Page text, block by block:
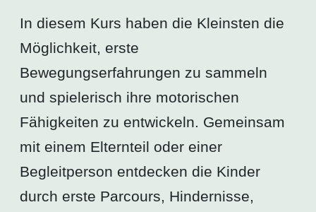
In diesem Kurs haben die Kleinsten die
Möglichkeit, erste
Bewegungserfahrungen zu sammeln
und spielerisch ihre motorischen
Fähigkeiten zu entwickeln. Gemeinsam
mit einem Elternteil oder einer
Begleitperson entdecken die Kinder
durch erste Parcours, Hindernisse,